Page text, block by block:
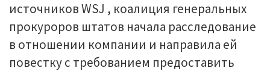
источников WSJ , коалиция генеральных
прокуроров штатов начала расследование
в отношении компании и направила ей
повестку с требованием предоставить